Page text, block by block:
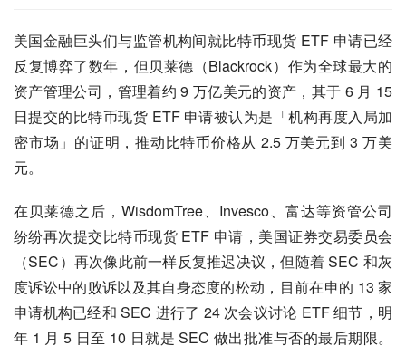
美国金融巨头们与监管机构间就比特币现货 ETF 申请已经
反复博弈了数年，但贝莱德（Blackrock）作为全球最大的
资产管理公司，管理着约 9 万亿美元的资产，其于 6 月 15
日提交的比特币现货 ETF 申请被认为是「机构再度入局加
密市场」的证明，推动比特币价格从 2.5 万美元到 3 万美
元。
在贝莱德之后，WisdomTree、Invesco、富达等资管公司
纷纷再次提交比特币现货 ETF 申请，美国证券交易委员会
（SEC）再次像此前一样反复推迟决议，但随着 SEC 和灰
度诉讼中的败诉以及其自身态度的松动，目前在申的 13 家
申请机构已经和 SEC 进行了 24 次会议讨论 ETF 细节，明
年 1 月 5 日至 10 日就是 SEC 做出批准与否的最后期限。